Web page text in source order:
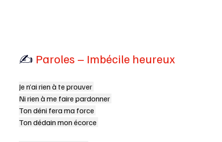
✍️ Paroles – Imbécile heureux
Je n’ai rien à te prouver
Ni rien à me faire pardonner
Ton déni fera ma force
Ton dédain mon écorce